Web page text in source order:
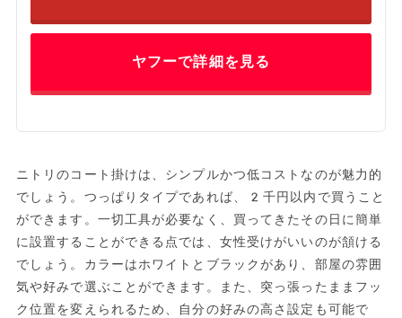
ヤフーで詳細を見る
ニトリのコート掛けは、シンプルかつ低コストなのが魅力的
でしょう。つっぱりタイプであれば、2千円以内で買うこと
ができます。一切工具が必要なく、買ってきたその日に簡単
に設置することができる点では、女性受けがいいのが頷ける
でしょう。カラーはホワイトとブラックがあり、部屋の雰囲
気や好みで選ぶことができます。また、突っ張ったままフッ
ク位置を変えられるため、自分の好みの高さ設定も可能で